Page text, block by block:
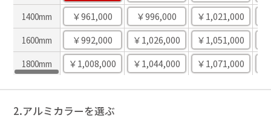
1400mm ￥961,000 ￥996,000 ￥1,021,000
1600mm ￥992,000 ￥1,026,000 ￥1,051,000
1800mm ￥1,008,000 ￥1,044,000 ￥1,071,000
2.アルミカラーを選ぶ